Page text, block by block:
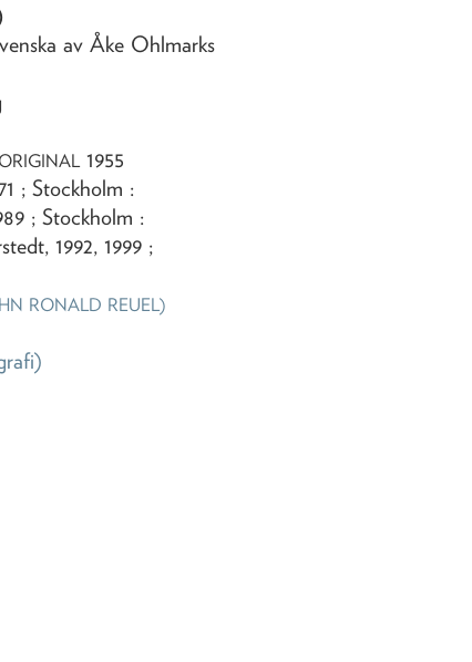
av Åke Ohlmarks
1955
; Stockholm :
; Stockholm :
1992, 1999 ;
RONALD REUEL)